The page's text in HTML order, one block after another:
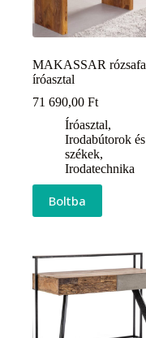
MAKASSAR rózsafa
íróasztal
71 690,00 Ft
Íróasztal,
Irodabútorok és
székek,
Irodatechnika
Boltba